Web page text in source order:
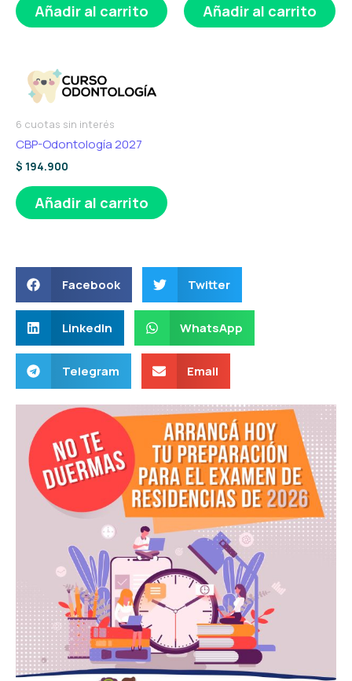
Añadir al carrito Añadir al carrito
6 cuotas sin interés
CBP-Odontología 2027
$ 194.900
Añadir al carrito
Facebook Twitter
LinkedIn WhatsApp
Telegram Email